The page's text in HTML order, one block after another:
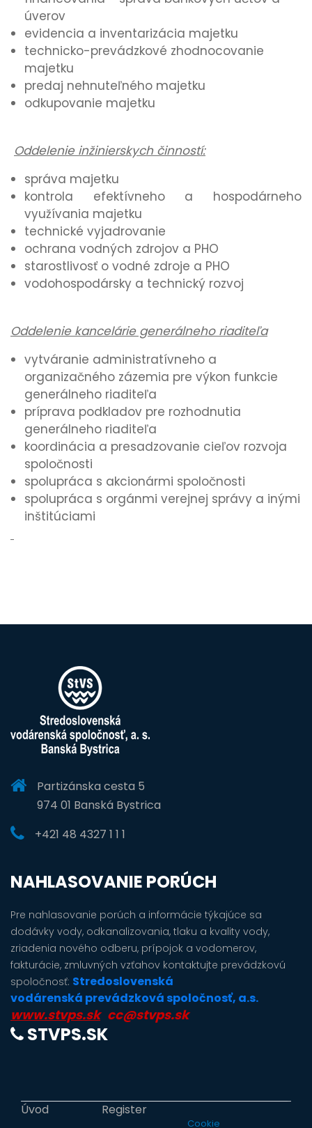
úverov
evidencia a inventarizácia majetku
technicko-prevádzkové zhodnocovanie
majetku
predaj nehnuteľného majetku
odkupovanie majetku
Oddelenie inžinierskych činností:
správa majetku
kontrola efektívneho a hospodárneho
využívania majetku
technické vyjadrovanie
ochrana vodných zdrojov a PHO
starostlivosť o vodné zdroje a PHO
vodohospodársky a technický rozvoj
Oddelenie kancelárie generálneho riaditeľa
vytváranie administratívneho a
organizačného zázemia pre výkon funkcie
generálneho riaditeľa
príprava podkladov pre rozhodnutia
generálneho riaditeľa
koordinácia a presadzovanie cieľov rozvoja
spoločnosti
spolupráca s akcionármi spoločnosti
spolupráca s orgánmi verejnej správy a inými
inštitúciami
Partizánska cesta 5
974 01 Banská Bystrica
+421 48 4327 1 1 1
NAHLASOVANIE PORÚCH
Pre nahlasovanie porúch a informácie týkajúce sa
dodávky vody, odkanalizovania, tlaku a kvality vody,
zriadenia nového odberu, prípojok a vodomerov,
fakturácie, zmluvných vzťahov kontaktujte prevádzkovú
spoločnosť: Stredoslovenská
vodárenská prevádzková spoločnosť, a.s.
www.stvps.sk cc@stvps.sk
STVPS.SK
Úvod
Register
Cookie